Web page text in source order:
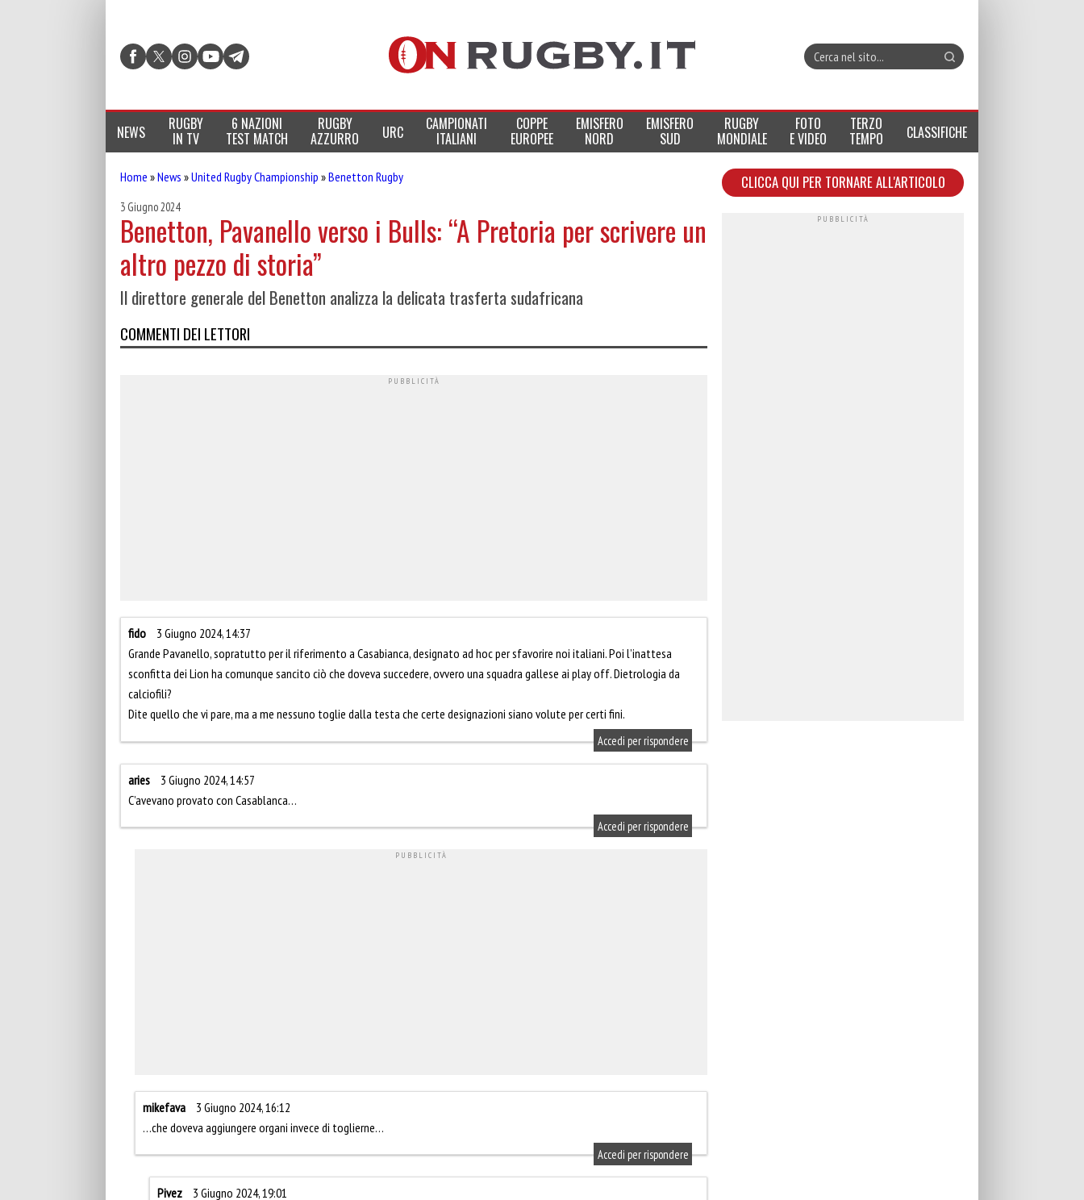
NEWS RUGBY
IN TV
6 NAZIONI
TEST MATCH
RUGBY
AZZURRO URC CAMPIONATI
ITALIANI
COPPE
EUROPEE
EMISFERO
NORD
EMISFERO
SUD
RUGBY
MONDIALE
FOTO
E VIDEO
TERZO
TEMPO CLASSIFICHE
Home »News »United Rugby Championship »Benetton Rugby
3 Giugno 2024
Benetton, Pavanello verso i Bulls: “A Pretoria per scrivere un
altro pezzo di storia”
Il direttore generale del Benetton analizza la delicata trasferta sudafricana
COMMENTI DEI LETTORI
fido
3 Giugno 2024, 14:37
Grande Pavanello, sopratutto per il riferimento a Casabianca, designato ad hoc per sfavorire noi italiani. Poi l’inattesa
sconfitta dei Lion ha comunque sancito ciò che doveva succedere, ovvero una squadra gallese ai play off. Dietrologia da
calciofili?
Dite quello che vi pare, ma a me nessuno toglie dalla testa che certe designazioni siano volute per certi fini.
Accedi per rispondere
aries
3 Giugno 2024, 14:57
C’avevano provato con Casablanca…
Accedi per rispondere
mikefava
3 Giugno 2024, 16:12
…che doveva aggiungere organi invece di toglierne…
Accedi per rispondere
Pivez
3 Giugno 2024, 19:01
CLICCA QUI PER TORNARE ALL'ARTICOLO